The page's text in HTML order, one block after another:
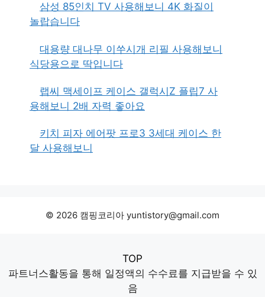
삼성 85인치 TV 사용해보니 4K 화질이
놀랍습니다
대용량 대나무 이쑤시개 리필 사용해보니
식당용으로 딱입니다
랩씨 맥세이프 케이스 갤럭시Z 플립7 사
용해보니 2배 자력 좋아요
키치 피자 에어팟 프로3 3세대 케이스 한
달 사용해보니
© 2026 캠핑코리아 yuntistory@gmail.com
TOP
파트너스활동을 통해 일정액의 수수료를 지급받을 수 있
음